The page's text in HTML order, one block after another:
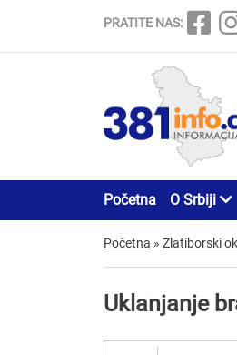
PRATITE NAS:
Početna O Srbiji
Početna » Zlatiborski
Uklanjanje